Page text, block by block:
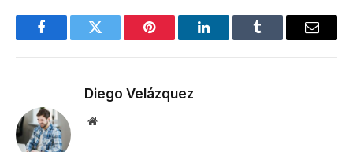
FacebookTwitter Pinterest LinkedInTumblr Email
Diego Velázquez
Website